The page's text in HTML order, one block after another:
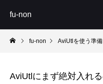
fu-non
fu-non AviUtlを使う準備
AviUtlにまず絶対入れ